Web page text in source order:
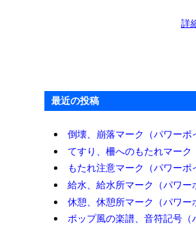
詳
最近の投稿
倒壊、崩落マーク（パワーポ
てすり、柵へのもたれマーク
もたれ注意マーク（パワーポ
給水、給水所マーク（パワー
休憩、休憩所マーク（パワー
ポップ風の楽譜、音符記号（